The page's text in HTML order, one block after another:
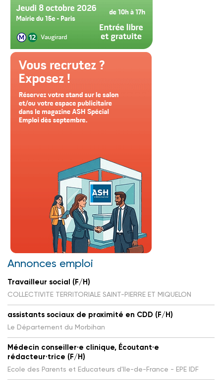
Annonces emploi
Travailleur social (F/H)
COLLECTIVITE TERRITORIALE SAINT-PIERRE ET MIQUELON
assistants sociaux de proximité en CDD (F/H)
Le Département du Morbihan
Médecin conseiller·e clinique, Écoutant·e
rédacteur·trice (F/H)
Ecole des Parents et Educateurs d'Ile-de-France - EPE IDF